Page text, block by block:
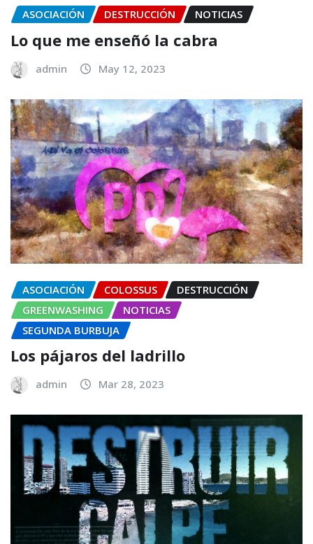
ASOCIACIÓN DESTRUCCIÓN NOTICIAS
Lo que me enseñó la cabra
admin May 12, 2023
ASOCIACIÓN COLOSSUS
DESTRUCCIÓN
GREENWASHING
NOTICIAS
SEGUNDA BURBUJA
Los pájaros del ladrillo
admin Mar 28, 2023